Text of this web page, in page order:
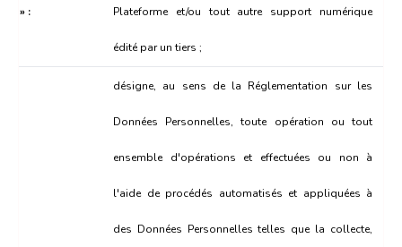
» : Plateforme et/ou tout autre support numérique
édité par un tiers ;
désigne, au sens de la Réglementation sur les
Données Personnelles, toute opération ou tout
ensemble d'opérations et effectuées ou non à
l'aide de procédés automatisés et appliquées à
des Données Personnelles telles que la collecte,